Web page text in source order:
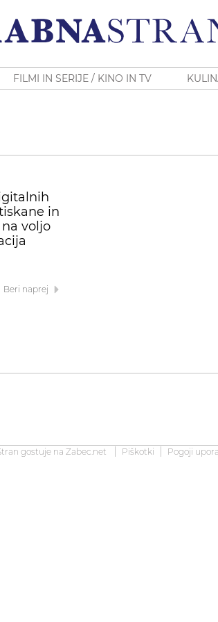
FILMI IN SERIJE / KINO IN TV
in
voljo
Beri naprej
gostuje na Zabec.net Piškotki Pogoji